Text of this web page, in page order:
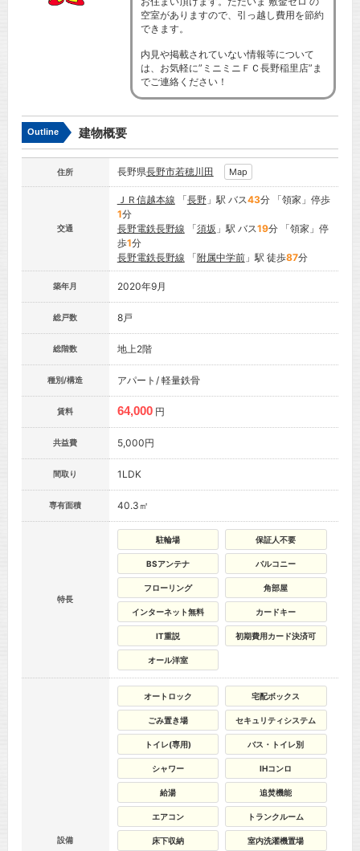
空室がありますので、引っ越し費用を節約
できます。
内見や掲載されていない情報等について
は、お気軽に”ミニミニＦＣ長野稲里店”ま
でご連絡ください！
Outline 建物概要
住所 長野県長野市若穂川田 Map
交通
ＪＲ信越本線 「長野」駅 バス43分 「領家」停歩
1分
長野電鉄長野線 「須坂 」駅 バス19分 「領家」停
歩1分
長野電鉄長野線 「附属中学前」駅 徒歩87分
築年月 2020年9月
総戸数 8戸
総階数 地上2階
種別/構造 アパート/ 軽量鉄骨
賃料 64,000 円
共益費 5,000円
間取り 1LDK
専有面積 40.3㎡
特長
駐輪場 保証人不要
BSアンテナ バルコニー
フローリング 角部屋
インターネット無料 カードキー
IT重説 初期費用カード決済可
オール洋室
設備
オートロック 宅配ボックス
ごみ置き場 セキュリティシステム
トイレ(専用) バス・トイレ別
シャワー IHコンロ
給湯 追焚機能
エアコン トランクルーム
床下収納 室内洗濯機置場